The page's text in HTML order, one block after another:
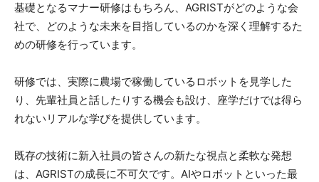
基礎となるマナー研修はもちろん、AGRISTがどのような会
社で、どのような未来を目指しているのかを深く理解するた
めの研修を行っています。
研修では、実際に農場で稼働しているロボットを見学した
り、先輩社員と話したりする機会も設け、座学だけでは得ら
れないリアルな学びを提供しています。
既存の技術に新入社員の皆さんの新たな視点と柔軟な発想
は、AGRISTの成長に不可欠です。AIやロボットといった最